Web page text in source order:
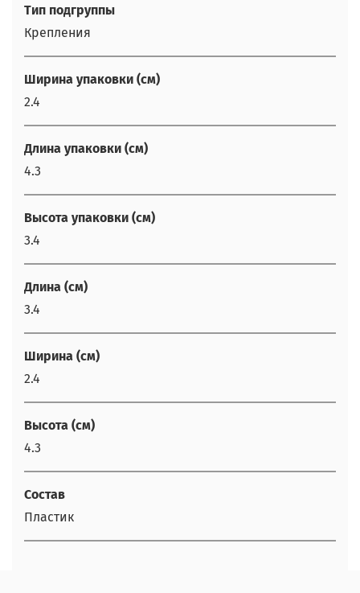
Тип подгруппы
Крепления
Ширина упаковки (см)
2.4
Длина упаковки (см)
4.3
Высота упаковки (см)
3.4
Длина (см)
3.4
Ширина (см)
2.4
Высота (см)
4.3
Состав
Пластик